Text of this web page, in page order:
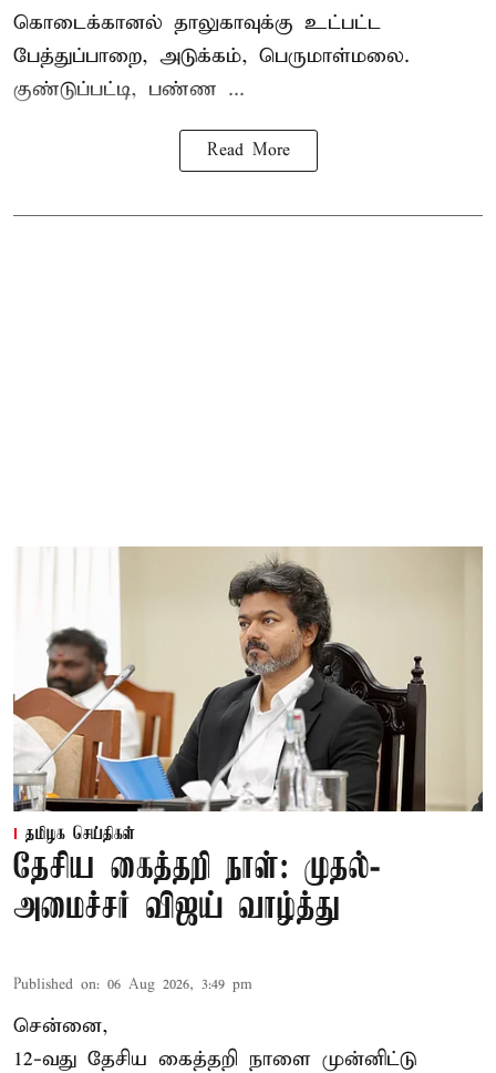
கொடைக்கானல் தாலுகாவுக்கு உட்பட்ட
பேத்துப்பாறை, அடுக்கம், பெருமாள்மலை.
குண்டுப்பட்டி, பண்ண ...
Read More
தமிழக செய்திகள்
தேசிய கைத்தறி நாள்: முதல்-
அமைச்சர் விஜய் வாழ்த்து
Published on: 06 Aug 2026, 3:49 pm
சென்னை,
12-வது தேசிய கைத்தறி நாளை முன்னிட்டு